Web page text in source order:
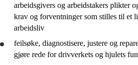
arbeidsgivers og arbeidstakers plikter
krav og forventninger som stilles til et
arbeidsliv
feilsøke, diagnostisere, justere og
gjøre rede fordrivverkets og hjulets